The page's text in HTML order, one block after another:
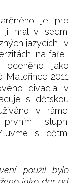
je pro
ji hrál v sedmi
jazycích, v
na faře i
oceněno jako
Mateřince 2011
divadla v
s dětskou
v rámci
stupni
s dětmi
použil bylo